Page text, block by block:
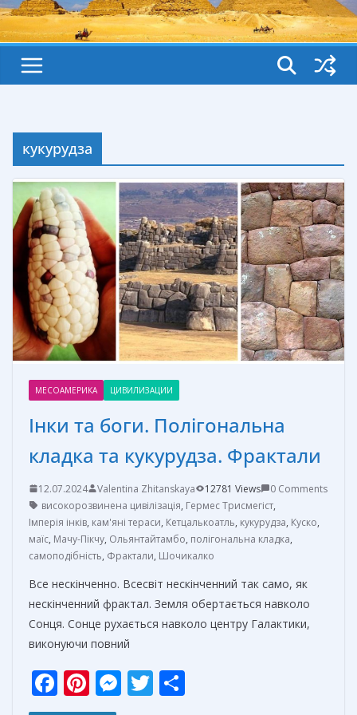
кукурудза
МЕСОАМЕРИКА ЦИВИЛИЗАЦИИ
Інки та боги. Полігональна
кладка та кукурудза. Фрактали
12.07.2024 Valentina Zhitanskaya 12781 Views
0 Comments
високорозвинена цивілізація, Гермес Трисмегіст,
Імперія інків, кам'яні тераси, Кетцалькоатль, кукурудза, Куско,
маїс, Мачу-Пікчу, Ольянтайтамбо, полігональна кладка,
самоподібність, Фрактали, Шочикалко
Все нескінченно. Всесвіт нескінченний так само, як
нескінченний фрактал. Земля обертається навколо
Сонця. Сонце рухається навколо центру Галактики,
виконуючи повний
F
ac
Pi
nt
M T